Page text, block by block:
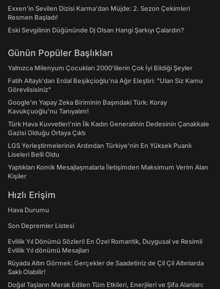
Exxen'in Sevilen Dizisi Karma'dan Müjde: 2. Sezon Çekimleri
Resmen Başladı!
Eski Sevgilinin Düğününde Dj Olsan Hangi Şarkıyı Çalardın?
Günün Popüler Başlıkları
Yalnızca Milenyum Çocukları 2000'lilerin Çok İyi Bildiği Şeyler
Fatih Altaylı'dan Erdal Beşikçioğlu'na Ağır Eleştiri: "Ulan Siz Kamu
Görevlisisiniz"
Google'ın Yapay Zeka Biriminin Başındaki Türk: Koray
Kavukçuoğlu'nu Tanıyalım!
Türk Hava Kuvvetleri'nin İlk Kadın Generalinin Dedesinin Çanakkale
Gazisi Olduğu Ortaya Çıktı
LGS Yerleştirmelerinin Ardından Türkiye'nin En Yüksek Puanlı
Liseleri Belli Oldu
Yaptıkları Komik Mesajlaşmalarla İletişimden Maksimum Verim Alan
Kişiler
Hızlı Erişim
Hava Durumu
Son Depremler Listesi
Evlilik Yıl Dönümü Sözleri! En Özel Romantik, Duygusal ve Resimli
Evlilik Yıl dönümü Mesajları
Rüyada Altın Görmek: Gerçekler de Saadetiniz de Çil Çil Altınlarda
Saklı Olabilir!
Doğal Taşların Merak Edilen Tüm Etkileri, Enerjileri ve Şifa Alanları: